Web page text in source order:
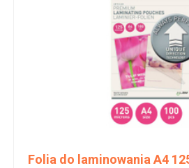
Folia do laminowania A4